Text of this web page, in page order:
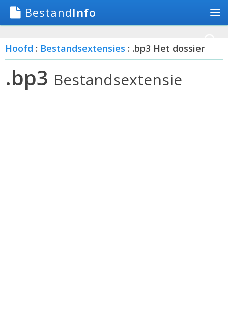
BestandInfo
Hoofd : Bestandsextensies : .bp3 Het dossier
.bp3 Bestandsextensie